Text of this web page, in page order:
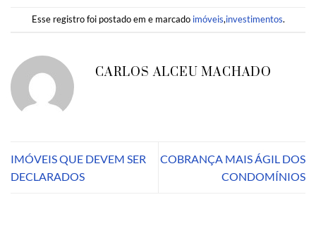
Esse registro foi postado em e marcado imóveis,investimentos.
CARLOS ALCEU MACHADO
IMÓVEIS QUE DEVEM SER
DECLARADOS
COBRANÇA MAIS ÁGIL DOS
CONDOMÍNIOS